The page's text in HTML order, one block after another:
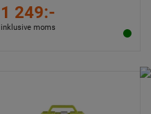
1 249:-
inklusive moms